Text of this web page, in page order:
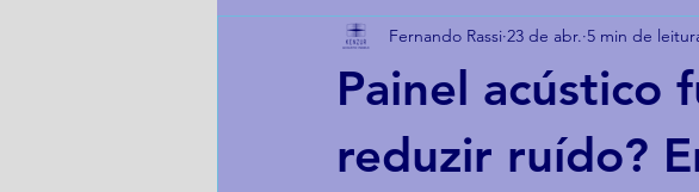
Painel acústico
reduzir ruído?
Fernando Rassi 23 de abr. 5 min de